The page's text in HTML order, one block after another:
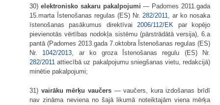
30) elektronisko sakaru pakalpojumi — Padomes 2011.gada
15.marta Īstenošanas regulas (ES) Nr.282/2011, ar ko nosaka
īstenošanas pasākumus direktīvai2006/112/EK par kopējo
pievienotās vērtības nodokļa sistēmu (pārstrādātā versija), 6.a
pantā (Padomes 2013.gada 7.oktobra Īstenošanas regulas (ES)
Nr. 1042/2013, ar ko groza Īstenošanas regulu (ES) Nr.
282/2011 attiecībā uz pakalpojumu sniegšanas vietu, redakcijā)
minētie pakalpojumi;
31) vairāku mērķu vaučers— vaučers, kura izdošanas brīdī
nav zināma neviena no šajā likumā noteiktajām viena mērķa